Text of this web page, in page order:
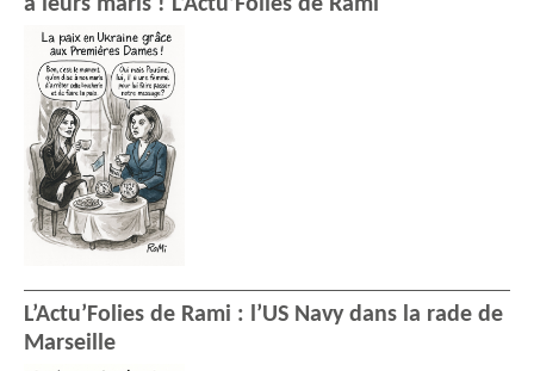
à leurs maris ! L’Actu’Folies de Rami
L’Actu’Folies de Rami : l’US Navy dans la rade de
Marseille